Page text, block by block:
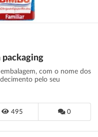
packaging
com o nome dos
pelo seu
495 0